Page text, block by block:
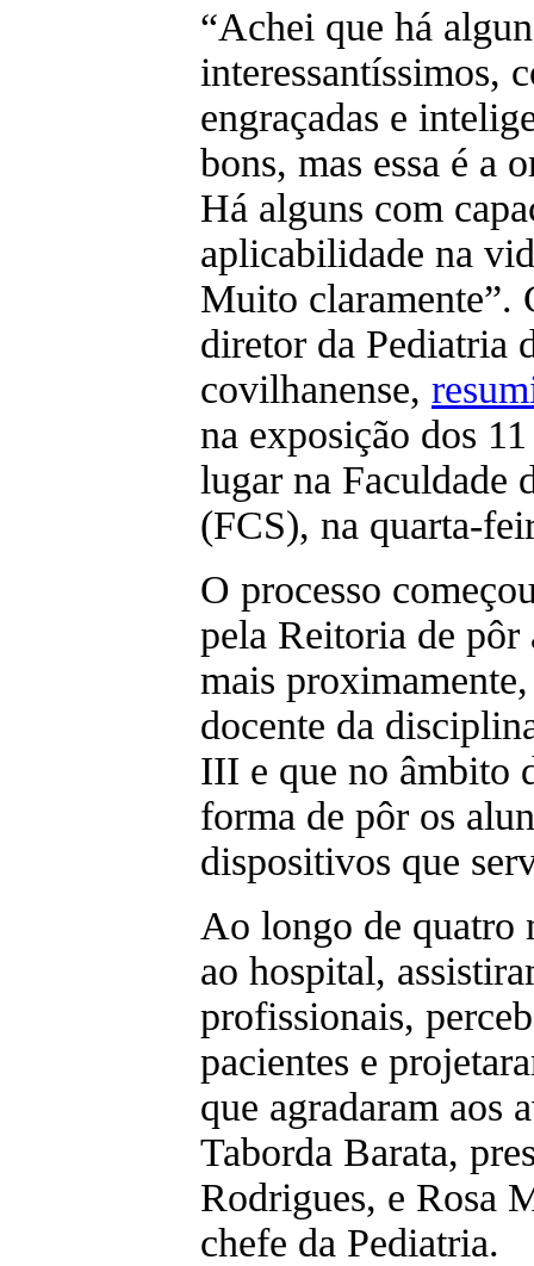
“Achei que há
interessantíssimos,
engraçadas e
bons, mas essa é a
Há alguns com
aplicabilidade na
Muito claramente”.
diretor da Pediatria
covilhanense,
na exposição dos
lugar na Faculdade
(FCS), na quarta-
O processo
pela Reitoria de pôr
mais
docente da
III e que no âmbito
forma de pôr os
dispositivos que
Ao longo de quatro
ao hospital,
profissionais,
pacientes e
que agradaram aos
Taborda Barata,
Rodrigues, e Rosa
chefe da Pediatria.